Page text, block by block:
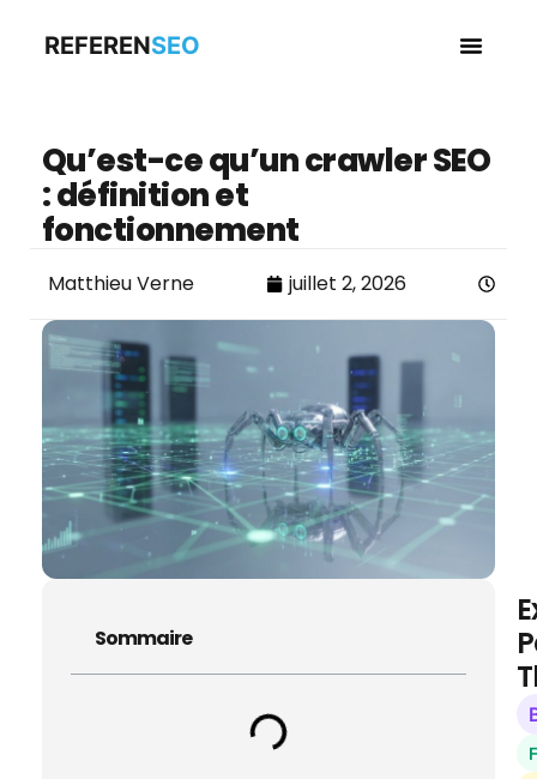
REFERENSEO
Qu’est-ce qu’un crawler SEO
: définition et
fonctionnement
Matthieu Verne juillet 2, 2026
Sommaire